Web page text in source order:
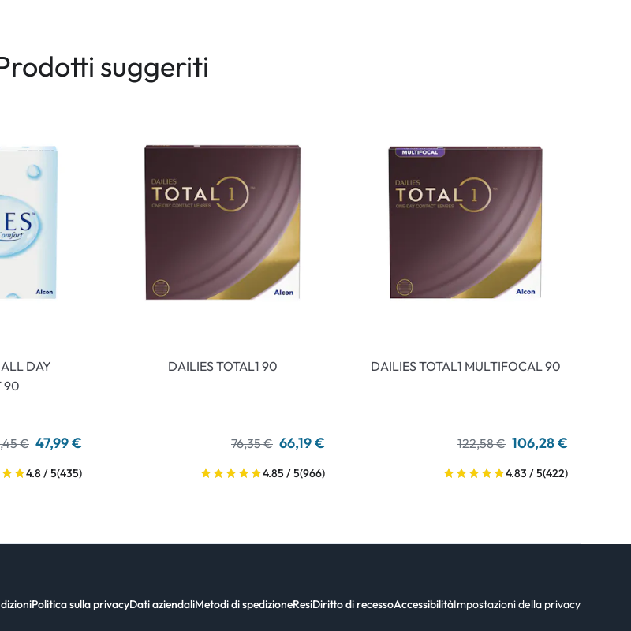
suggeriti
DAY
90
€ 47,99 €
4.8 / 5(435)
DAILIES TOTAL1 90
76,35 € 66,19 €
4.85 / 5(966)
DAILIES TOTAL1 MULTIFOCAL 90
122,58 € 106,28 €
4.83 / 5(422)
Politica sulla privacyDati aziendaliMetodi di spedizioneResiDiritto di recessoAccessibilitàImpostazioni della privacy